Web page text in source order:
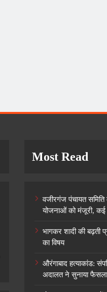
Most Read
वजीरगंज पंचायत
योजनाओं को मंजूरी, कई
भागकर शादी की बढ़ती
का विषय
औरंगाबाद हत्याकांड:
अदालत ने सुनाया